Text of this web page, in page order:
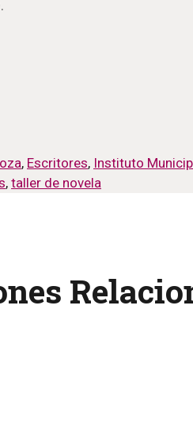
, Escritores, Instituto
, taller de novela